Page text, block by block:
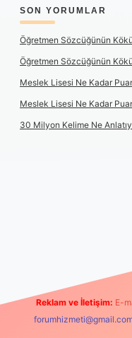
SON YORUMLAR
Öğretmen Sözcüğünün
Öğretmen Sözcüğünün
Meslek Lisesi Ne Kadar
Meslek Lisesi Ne Kadar
30 Milyon Kelime Ne
Reklam ve İletişim: E-